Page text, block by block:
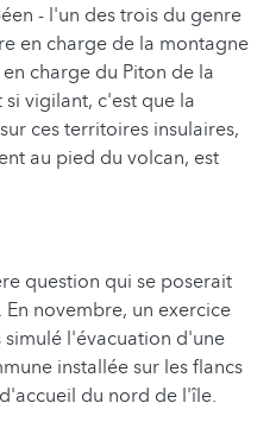
- l'un des trois du genre
en charge de la montagne
charge du Piton de la
si vigilant, c'est que la
ces territoires insulaires,
au pied du volcan, est
question qui se poserait
novembre, un exercice
l'évacuation d'une
installée sur les flancs
du nord de l'île.